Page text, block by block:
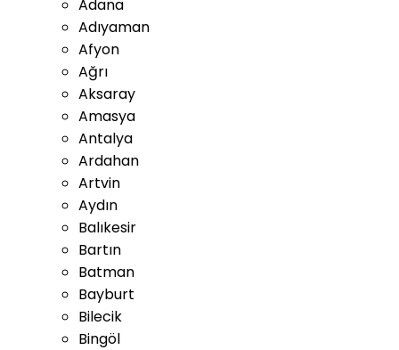
Adana
Adıyaman
Afyon
Ağrı
Aksaray
Amasya
Antalya
Ardahan
Artvin
Aydın
Balıkesir
Bartın
Batman
Bayburt
Bilecik
Bingöl